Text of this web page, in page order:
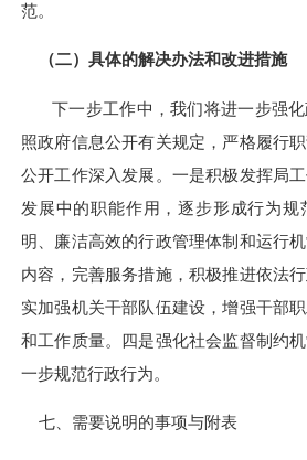
范。
（二）具体的解决办法和改进措施
下一步工作中，我们将进一步强化
照政府信息公开有关规定，严格履行
公开工作深入发展。一是积极发挥局
发展中的职能作用，逐步形成行为规
明、廉洁高效的行政管理体制和运行
内容，完善服务措施，积极推进依法
实加强机关干部队伍建设，增强干部
和工作质量。四是强化社会监督制约
一步规范行政行为。
七、需要说明的事项与附表